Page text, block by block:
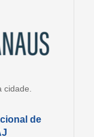
de